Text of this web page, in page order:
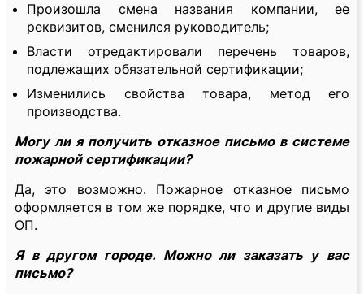
Произошла смена названия компании, ее
реквизитов, сменился руководитель;
Власти отредактировали перечень товаров,
подлежащих обязательной сертификации;
Изменились свойства товара, метод его
производства.
Могу ли я получить отказное письмо в системе
пожарной сертификации?
Да, это возможно. Пожарное отказное письмо
оформляется в том же порядке, что и другие виды
ОП.
Я в другом городе. Можно ли заказать у вас
письмо?